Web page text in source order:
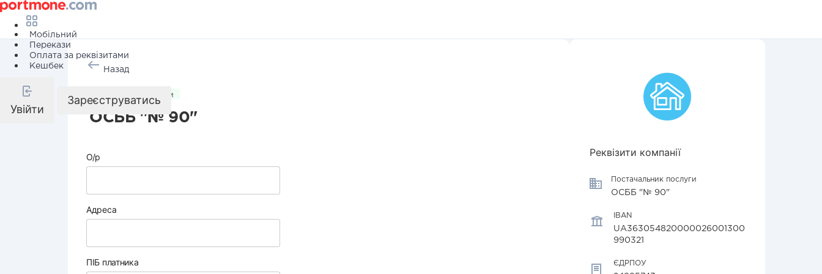
Мобільний
Перекази
Оплата за реквізитами
Кешбек
Увійти
Зареєструватись
Назад
Комунальні послуги
ОСББ "№ 90"
О/р
Адреса
ПІБ платника
Реквізити компанії
Постачальник послуги
ОСББ "№ 90"
IBAN
UA363054820000026001300
990321
ЄДРПОУ